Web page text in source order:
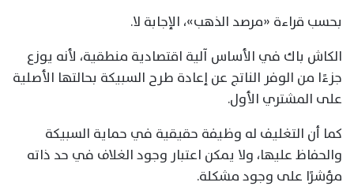
بحسب قراءة «مرصد الذهب»، الإجابة لا.
الكاش باك في الأساس آلية اقتصادية منطقية، لأنه يوزع
جزءًا من الوفر الناتج عن إعادة طرح السبيكة بحالتها الأصلية
على المشتري الأول.
كما أن التغليف له وظيفة حقيقية في حماية السبيكة
والحفاظ عليها، ولا يمكن اعتبار وجود الغلاف في حد ذاته
مؤشرًا على وجود مشكلة.